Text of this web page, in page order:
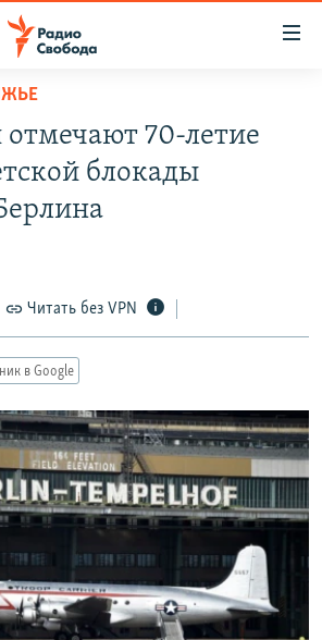
РАССЫЛКУ
70-летие
блокады
Читать без VPN
в Google